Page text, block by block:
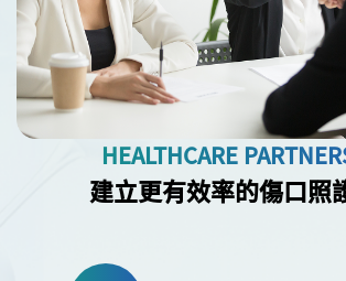
建立更有效率的傷口照
HEALTHCARE